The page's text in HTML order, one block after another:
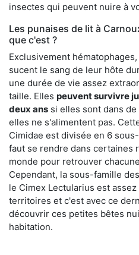
insectes qui peuvent nuire à
Les punaises de lit à
que c'est ?
Exclusivement
sucent le sang de leur hôte
une durée de vie assez
taille. Elles peuvent survivre
deux ans si elles sont dans
elles ne s'alimentent pas.
Cimidae est divisée en 6
faut se rendre dans certaines
monde pour retrouver
Cependant, la sous-famille
le Cimex Lectularius est
territoires et c'est avec ce
découvrir ces petites bêtes
habitation.